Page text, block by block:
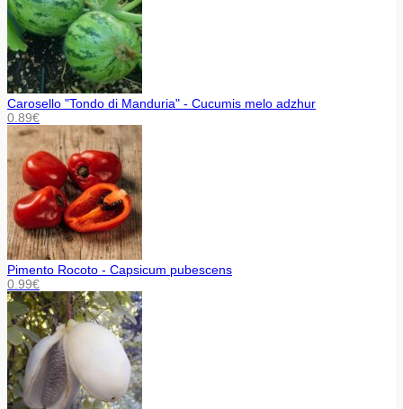
Carosello "Tondo di Manduria" - Cucumis melo adzhur
0.89€
Pimento Rocoto - Capsicum pubescens
0.99€